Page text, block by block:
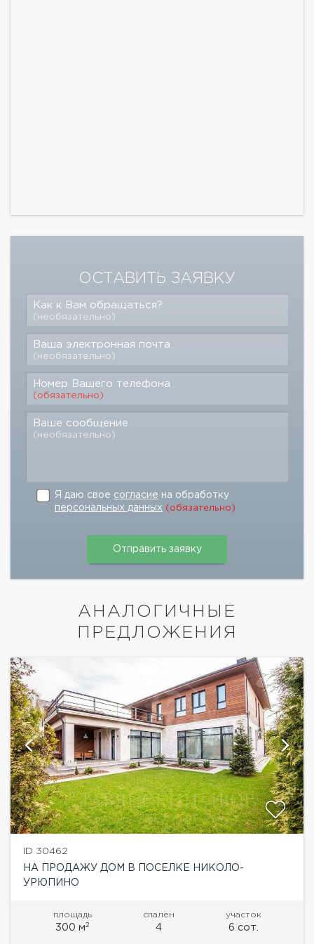
ОСТАВИТЬ ЗАЯВКУ
Как к Вам обращаться?
(необязательно)
Ваша электронная почта
(необязательно)
Номер Вашего телефона
(обязательно)
Ваше сообщение
(необязательно)
Я даю свое согласие на обработку
персональных данных (обязательно)
АНАЛОГИЧНЫЕ
ПРЕДЛОЖЕНИЯ
ID 30462
НА ПРОДАЖУ ДОМ В ПОСЕЛКЕ НИКОЛО-
УРЮПИНО
площадь
300 м2
спален
4
участок
6 сот.